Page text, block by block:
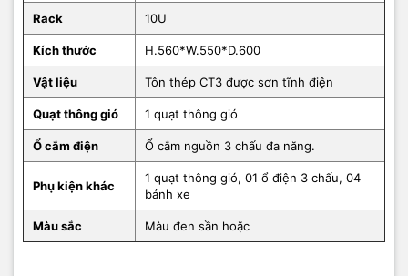
Rack 10U
Kích thước H.560*W.550*D.600
Vật liệu Tôn thép CT3 được sơn tĩnh điện
Quạt thông gió 1 quạt thông gió
Ổ cắm điện Ổ cắm nguồn 3 chấu đa năng.
Phụ kiện khác
1 quạt thông gió, 01 ổ điện 3 chấu, 04
bánh xe
Màu sắc Màu đen sần hoặc